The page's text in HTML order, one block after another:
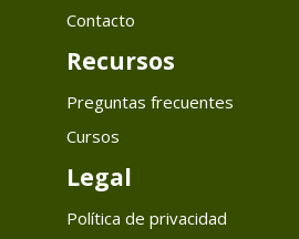
Contacto
Recursos
Preguntas frecuentes
Cursos
Legal
Política de privacidad